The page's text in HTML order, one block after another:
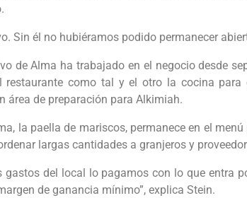
Sin él no hubiéramos podido permanecer
de Alma ha trabajado en el negocio desde
restaurante como tal y el otro la cocina
área de preparación para Alkimiah.
la paella de mariscos, permanece en el
largas cantidades a granjeros y
gastos del local lo pagamos con lo que entra
de ganancia mínimo”, explica Stein.